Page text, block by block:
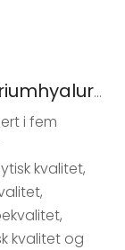
Forstå ulike kvaliteter av natriumhyaluronatpulver
i fem
kvalitet,
kvalitet og